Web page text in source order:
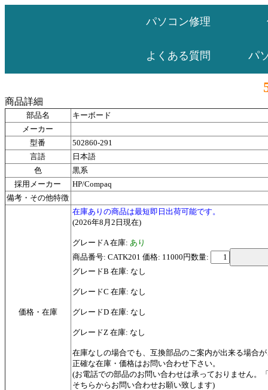
パソコン修理
よくある質問 パ
商品詳細
部品名
キーボード
メーカー
型番
502860-291
言語
日本語
色
黒系
採用メーカー
HP/Compaq
備考・その他特徴
価格・在庫
在庫ありの商品は最短即日出荷可能です。
(2026年8月2日現在)
グレードA 在庫: あり
商品番号: CATK201 価格: 11000円数量:
グレードB 在庫: なし
グレードC 在庫: なし
グレードD 在庫: なし
グレードZ 在庫: なし
在庫なしの場合でも、互換部品のご案内が出来る場合
正確な在庫・価格はお問い合わせ下さい。
(お電話での部品のお問い合わせは承っておりません。
そちらからお問い合わせお願い致します)